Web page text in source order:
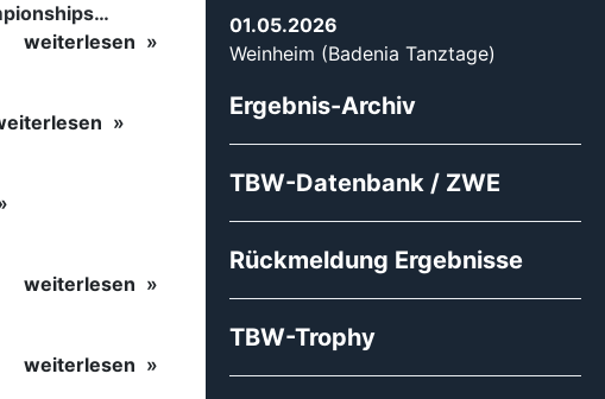
weiterlesen
weiterlesen
weiterlesen
01.05.2026
Weinheim (Badenia Tanztage)
Ergebnis-Archiv
TBW-Datenbank / ZWE
Rückmeldung Ergebnisse
TBW-Trophy